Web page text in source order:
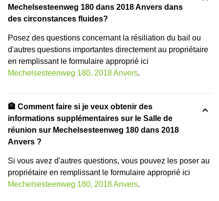
Mechelsesteenweg 180 dans 2018 Anvers dans
des circonstances fluides?
Posez des questions concernant la résiliation du bail ou
d'autres questions importantes directement au propriétaire
en remplissant le formulaire approprié ici
Mechelsesteenweg 180, 2018 Anvers.
🏦 Comment faire si je veux obtenir des
informations supplémentaires sur le Salle de
réunion sur Mechelsesteenweg 180 dans 2018
Anvers ?
Si vous avez d'autres questions, vous pouvez les poser au
propriétaire en remplissant le formulaire approprié ici
Mechelsesteenweg 180, 2018 Anvers.